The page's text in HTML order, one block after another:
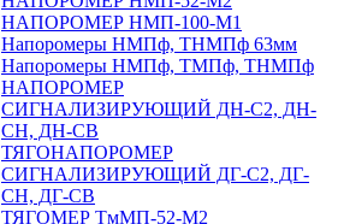
НАПОРОМЕР НМП-100-М1
Напоромеры НМПф, ТНМПф 63мм
Напоромеры НМПф, ТМПф, ТНМПф
НАПОРОМЕР
СИГНАЛИЗИРУЮЩИЙ ДН-С2, ДН-
СН, ДН-СВ
ТЯГОНАПОРОМЕР
СИГНАЛИЗИРУЮЩИЙ ДГ-С2, ДГ-
СН, ДГ-СВ
ТЯГОМЕР ТмМП-52-М2